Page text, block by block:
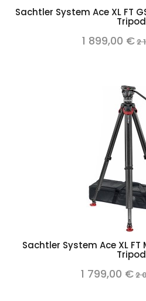
Sachtler System Ace XL FT
Tripod
1 899,00 €2
Sachtler System Ace XL FT
Tripod
1 799,00 €2